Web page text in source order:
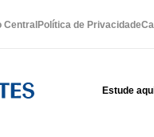
Central Política de Privacidade
Estude